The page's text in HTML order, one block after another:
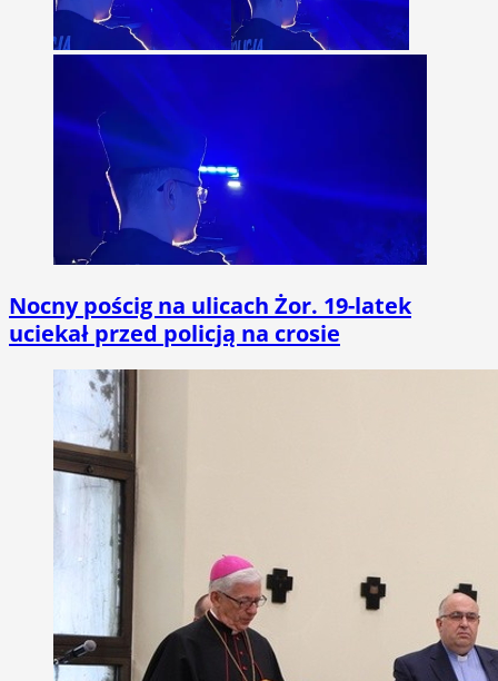
Nocny pościg na ulicach Żor. 19-latek
uciekał przed policją na crosie